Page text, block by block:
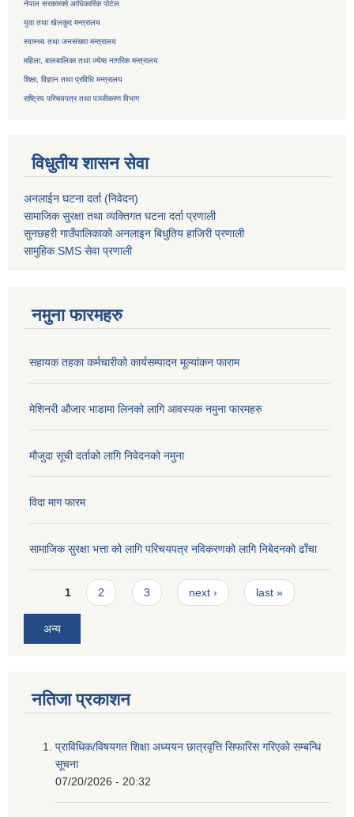
नेपाल सरकारको आधिकारिक पोर्टल
युवा तथा खेलकुद मन्त्रालय
स्वास्थ्य तथा जनसंख्या मन्त्रालय
महिला, बालबालिका तथा ज्येष्ठ नागरिक मन्त्रालय
शिक्षा, विज्ञान तथा प्रविधि मन्त्रालय
राष्ट्रिय परिचयपत्र तथापञ्जीकरण विभाग
विधुतीय शासन सेवा
अनलाईन घटना दर्ता (निवेदन)
सामाजिक सुरक्षा तथा व्यक्तिगत घटना दर्ताप्रणाली
सुनछहरी गाउँपालिकाको अनलाइन बिधुतिय हाजिरी प्रणाली
सामुहिकSMS सेवाप्रणाली
नमुना फारमहरु
सहायक तहका कर्मचारीको कार्यसम्पादन मूल्यांकन फाराम
मेशिनरी औजार भाडामा लिनको लागि आवस्यक नमुना फारमहरु
मौजुदा सूची दर्ताको लागि निवेदनको नमुना
विदा माग फारम
सामाजिक सुरक्षा भत्ता को लागि परिचयपत्र नविकरणको लागि निबेदनको ढाँचा
Pages
1 2 3 next › last »
अन्य
नतिजा प्रकाशन
प्राविधिक/विषयगत शिक्षा अध्ययन छात्रवृत्ति सिफारिस गरिएकाे सम्बन्धि
सूचना
07/20/2026 - 20:32